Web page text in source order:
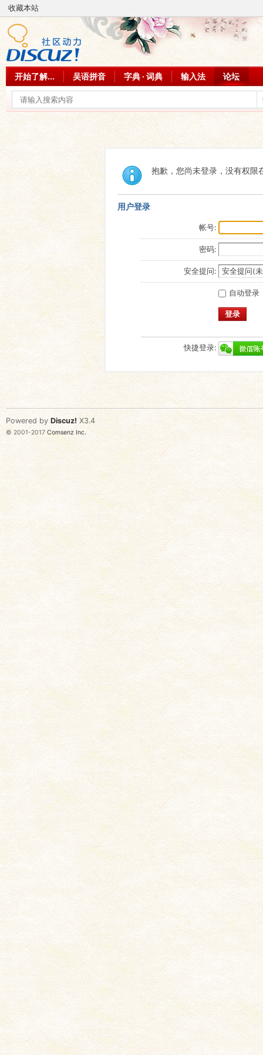
收藏本站
开始了解... 吴语拼音 字典 · 词典 输入法 论坛
抱歉，您尚未登录，没有权限
用户登录
帐号:
密码:
安全提问:
自动登录
登录
快捷登录:
Powered by Discuz! X3.4
© 2001-2017 Comsenz Inc.